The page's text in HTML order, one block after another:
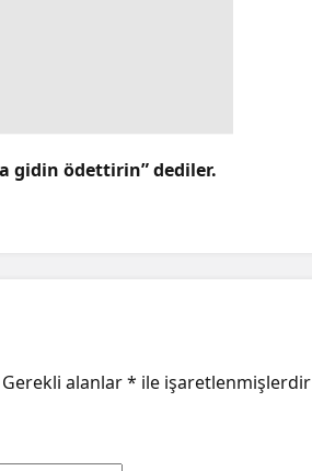
gidin ödettirin” dediler.
Gerekli alanlar* ile işaretlenmişlerdir